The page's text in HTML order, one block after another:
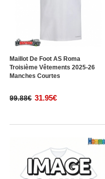
Maillot De Foot AS Roma
Troisième Vêtements 2025-26
Manches Courtes
99.88€ 31.95€